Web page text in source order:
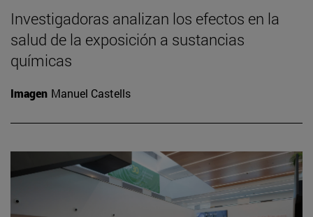
Investigadoras analizan los efectos en la
salud de la exposición a sustancias
químicas
Imagen Manuel Castells